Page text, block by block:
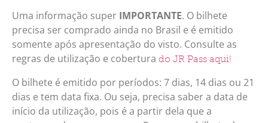
Uma informação super IMPORTANTE. O bilhete
precisa ser comprado ainda no Brasil e é emitido
somente após apresentação do visto. Consulte as
regras de utilização e cobertura do JR Pass aqui!
O bilhete é emitido por períodos: 7 dias, 14 dias ou 21
dias e tem data fixa. Ou seja, precisa saber a data de
início da utilização, pois é a partir dela que a